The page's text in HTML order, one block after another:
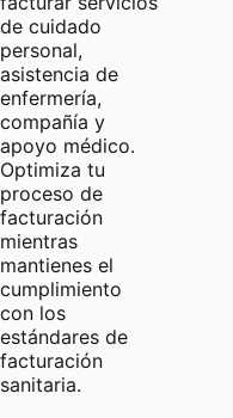
de cuidado
personal,
asistencia de
enfermería,
compañía y
apoyo médico.
Optimiza tu
proceso de
facturación
mientras
mantienes el
cumplimiento
con los
estándares de
facturación
sanitaria.